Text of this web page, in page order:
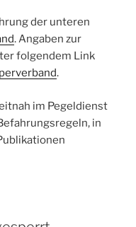
der unteren
. Angaben zur
folgendem Link
.
im Pegeldienst
in